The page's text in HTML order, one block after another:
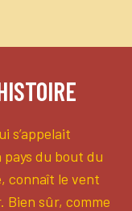
s’appelait
du bout du
connaît le vent
Bien sûr, comme